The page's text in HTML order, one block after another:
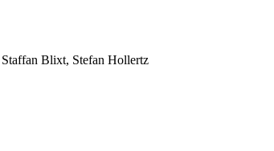
Blixt, Stefan Hollertz